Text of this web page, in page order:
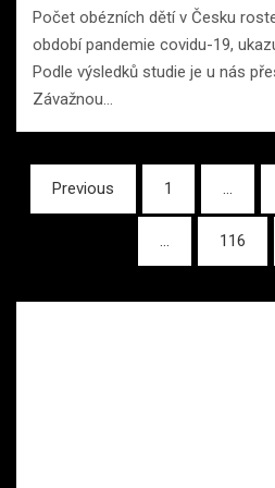
Počet obézních dětí v Česku
období pandemie covidu-19,
Podle výsledků studie je u nás
Závažnou…
Stránkování
příspěvků
Previous 1 …
… 116